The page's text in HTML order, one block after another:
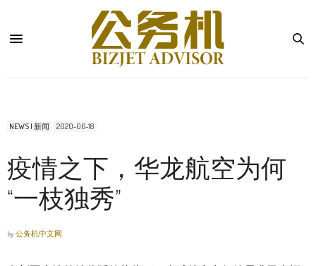
NEWS | 新闻 2020-06-18
疫情之下，华龙航空为何
“一枝独秀”
by公务机中文网